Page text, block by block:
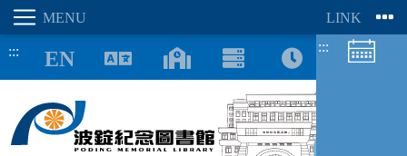
::: :::